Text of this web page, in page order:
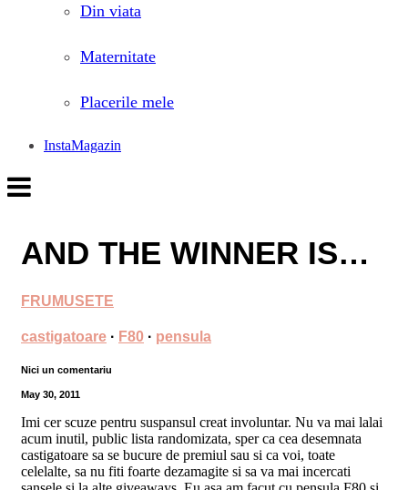
Din viata
Maternitate
Placerile mele
InstaMagazin
AND THE WINNER IS…
FRUMUSETE
castigatoare · F80 · pensula
Nici un comentariu
May 30, 2011
Imi cer scuze pentru suspansul creat involuntar. Nu va mai lalai
acum inutil, public lista randomizata, sper ca cea desemnata
castigatoare sa se bucure de premiul sau si ca voi, toate
celelalte, sa nu fiti foarte dezamagite si sa va mai incercati